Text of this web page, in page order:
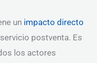
un impacto directo
postventa. Es
los actores